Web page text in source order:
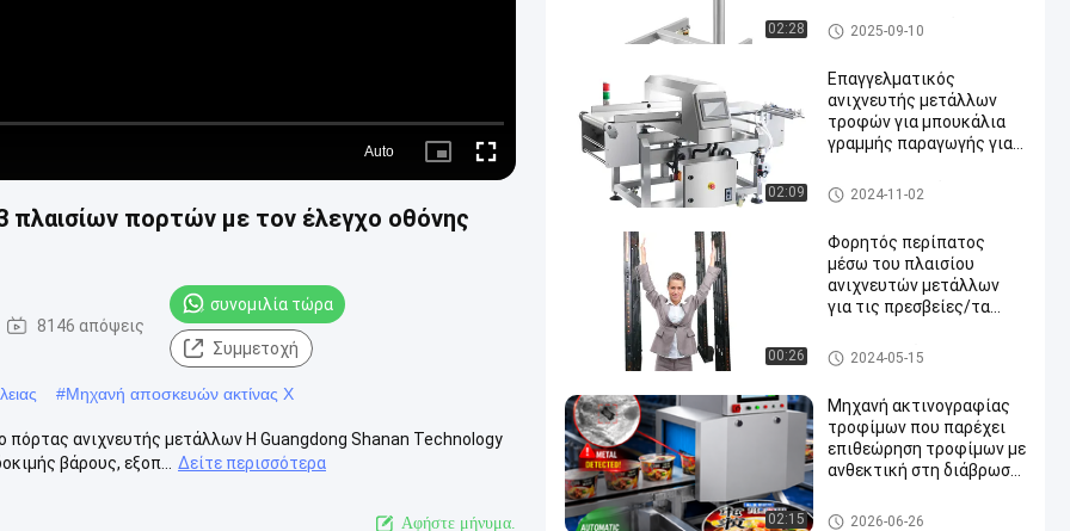
Auto
Picture- Fullscreen
πορτών με τον έλεγχο οθόνης
8146 απόψεις
συνομιλία τώρα
Συμμετοχή
#Μηχανή αποσκευών ακτίνας X
ανιχνευτής μετάλλων Η Guangdong Shanan Technology
βάρους, εξοπ...
Δείτε περισσότερα
Αφήστε μήνυμα.
02:28
μετάλλων
διαχωριστής μετάλλων ταμ
πλετών
2025-09-10
02:09
Επαγγελματικός
ανιχνευτής μετάλλων
τροφών για μπουκάλια
γραμμής παραγωγής για
τσιπς μέσα σε τρόφιμα
Ανιχνευτής μετάλλων τροφί
μων
2024-11-02
00:26
Φορητός περίπατος
μέσω του πλαισίου
ανιχνευτών μετάλλων
για τις πρεσβείες/τα
Περίπατος μέσω του ανιχνε
υτή μετάλλων
2024-05-15
02:15
Μηχανή ακτινογραφίας
τροφίμων που παρέχει
επιθεώρηση τροφίμων με
ανθεκτική στη διάβρωση
επιφάνειας SUS304 και
των ακτίνων X μηχανή τροφί
2026-06-26